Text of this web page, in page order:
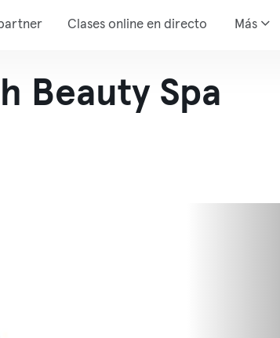
Clases online en directo Más
Beauty Spa